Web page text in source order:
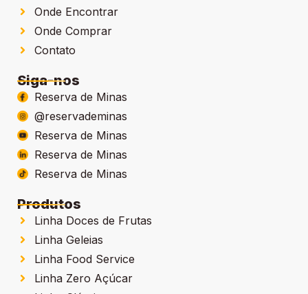
Onde Encontrar
Onde Comprar
Contato
Siga-nos
Reserva de Minas
@reservademinas
Reserva de Minas
Reserva de Minas
Reserva de Minas
Produtos
Linha Doces de Frutas
Linha Geleias
Linha Food Service
Linha Zero Açúcar